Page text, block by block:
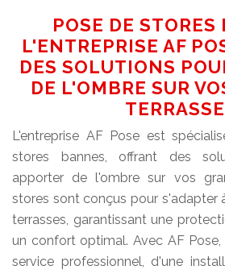
POSE DE STORES
L'ENTREPRISE AF
DES SOLUTIONS
DE L'OMBRE SUR
L'entreprise AF Pose est
stores bannes, offrant des
apporter de l'ombre sur vos
stores sont conçus pour s'adapter
terrasses, garantissant une
un confort optimal. Avec AF
service professionnel, d'une